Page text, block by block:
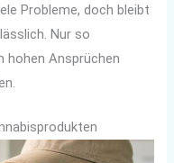
Probleme, doch bleibt
Nur so
hohen Ansprüchen